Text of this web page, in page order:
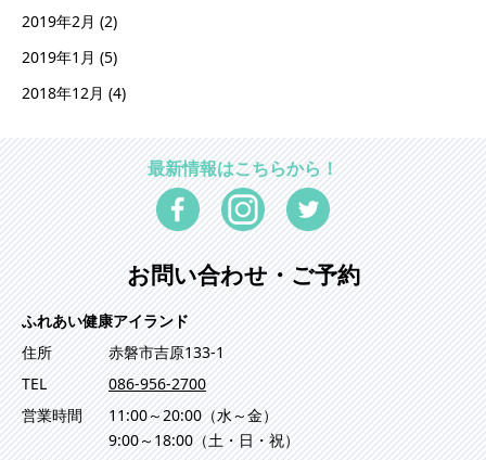
2019年2月 (2)
2019年1月 (5)
2018年12月 (4)
最新情報はこちらから！
お問い合わせ・ご予約
ふれあい健康アイランド
住所
赤磐市吉原133-1
TEL
086-956-2700
営業時間
11:00～20:00（水～金）
9:00～18:00（土・日・祝）